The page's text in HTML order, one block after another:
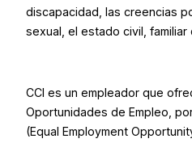
discapacidad, las creencias
sexual, el estado civil, familiar
CCI es un empleador que
Oportunidades de Empleo,
(Equal Employment